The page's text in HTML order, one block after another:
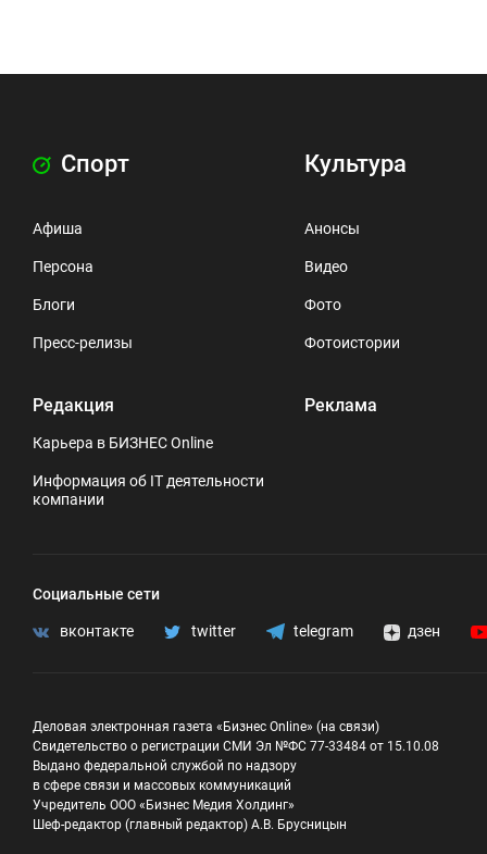
Спорт
Афиша
Персона
Блоги
Пресс-релизы
Редакция
Карьера в БИЗНЕС Online
Информация об IT деятельности
компании
Культура
Анонсы
Видео
Фото
Фотоистории
Реклама
Социальные сети
вконтакте twitter telegram дзен
Деловая электронная газета «Бизнес Online» (на связи)
Свидетельство о регистрации СМИ Эл №ФС 77-33484 от 15.10.08
Выдано федеральной службой по надзору
в сфере связи и массовых коммуникаций
Учредитель ООО «Бизнес Медия Холдинг»
Шеф-редактор (главный редактор) А.В. Брусницын